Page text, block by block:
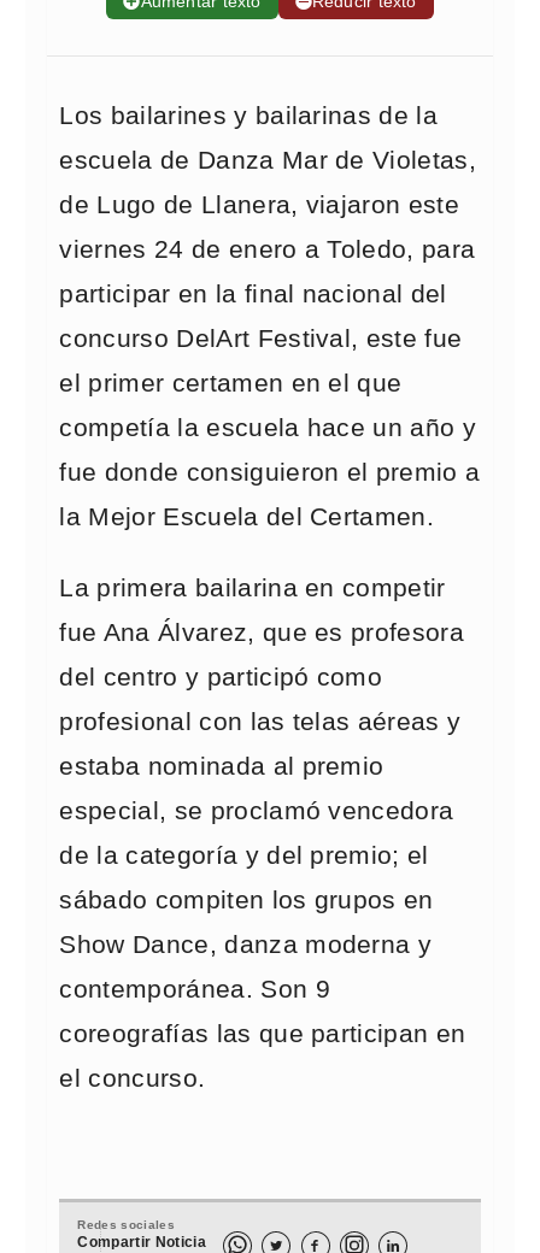
Los bailarines y bailarinas de la
escuela de Danza Mar de Violetas,
de Lugo de Llanera, viajaron este
viernes 24 de enero a Toledo, para
participar en la final nacional del
concurso DelArt Festival, este fue
el primer certamen en el que
competía la escuela hace un año y
fue donde consiguieron el premio a
la Mejor Escuela del Certamen.
La primera bailarina en competir
fue Ana Álvarez, que es profesora
del centro y participó como
profesional con las telas aéreas y
estaba nominada al premio
especial, se proclamó vencedora
de la categoría y del premio; el
sábado compiten los grupos en
Show Dance, danza moderna y
contemporánea. Son 9
coreografías las que participan en
el concurso.
Redes sociales
Compartir Noticia   